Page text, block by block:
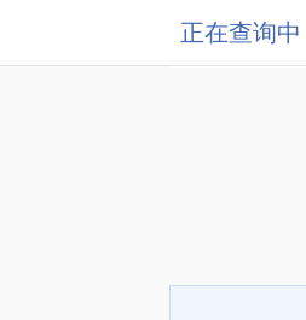
正在查询中